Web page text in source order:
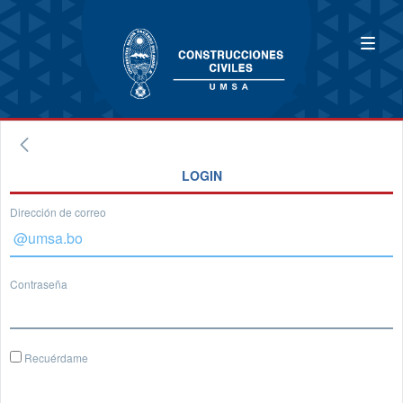
LOGIN
Dirección de correo
Contraseña
Recuérdame